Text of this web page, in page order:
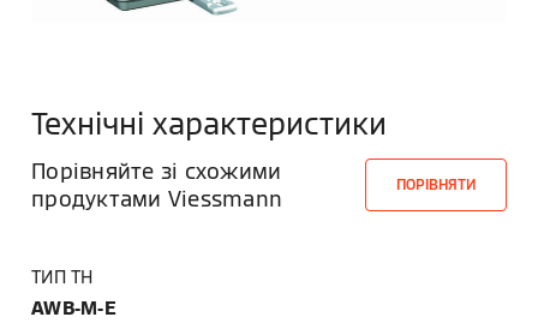
Технічні характеристики
Порівняйте зі схожими
продуктами Viessmann
ПОРІВНЯТИ
ТИП ТН
AWB-M-E